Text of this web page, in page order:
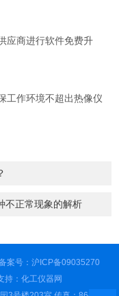
商进行软件免费升
作环境不超出热像仪
不正常现象的解析
案号：沪ICP备09035270
持： 化工仪器网